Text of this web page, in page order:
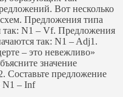
Вот несколько
Предложения типа
так: N1 – Vf. Предложения
так: N1 – Adj1.
– это невежливо»
значение
Составьте предложение
N1 – Inf